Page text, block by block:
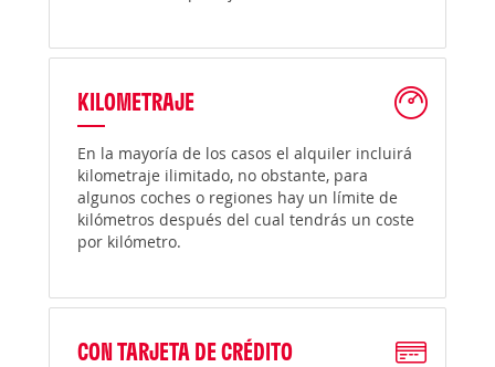
KILOMETRAJE
En la mayoría de los casos el alquiler incluirá
kilometraje ilimitado, no obstante, para
algunos coches o regiones hay un límite de
kilómetros después del cual tendrás un coste
por kilómetro.
CON TARJETA DE CRÉDITO